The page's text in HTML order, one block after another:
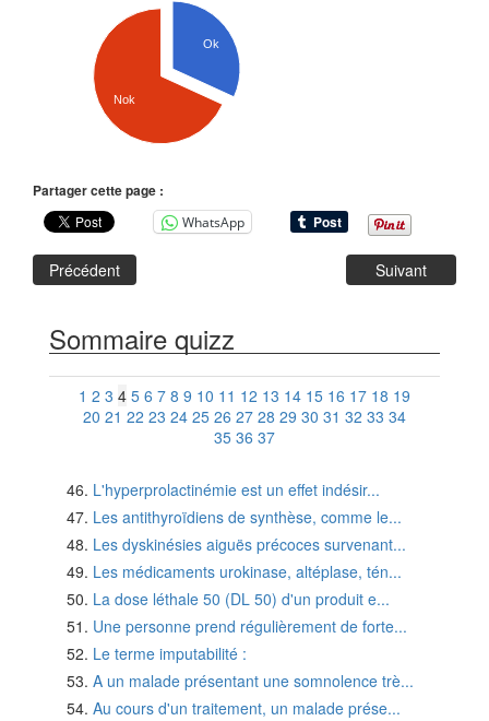
Ok
Nok
Partager cette page :
WhatsApp
Précédent Suivant
Sommaire quizz
1 2 3 4 5 6 7 8 9 10 11 12 13 14 15 16 17 18 19
20 21 22 23 24 25 26 27 28 29 30 31 32 33 34
35 36 37
L'hyperprolactinémie est un effet indésir...
Les antithyroïdiens de synthèse, comme le...
Les dyskinésies aiguës précoces survenant...
Les médicaments urokinase, altéplase, tén...
La dose léthale 50 (DL 50) d'un produit e...
Une personne prend régulièrement de forte...
Le terme imputabilité :
A un malade présentant une somnolence trè...
Au cours d'un traitement, un malade prése...